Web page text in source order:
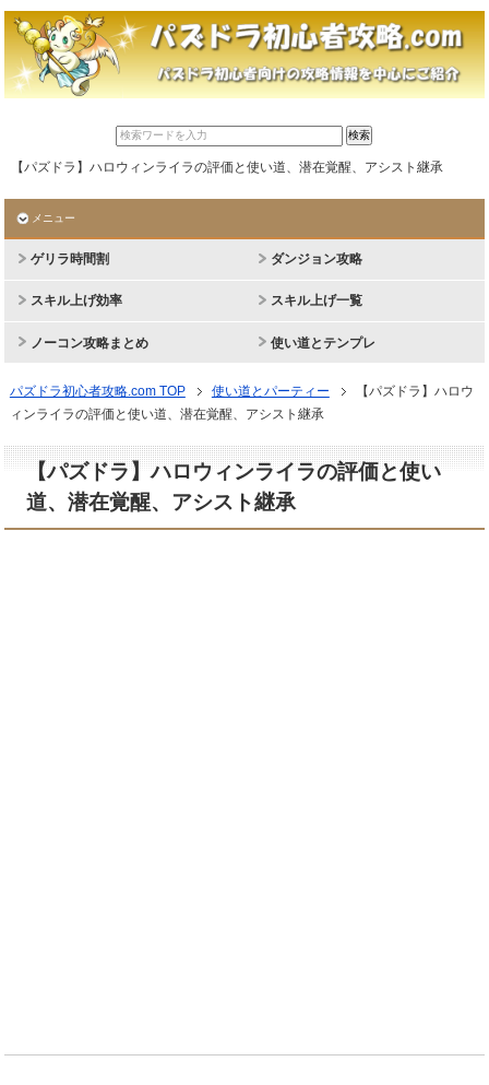
【パズドラ】ハロウィンライラの評価と使い道、潜在覚醒、アシスト継承
メニュー
ゲリラ時間割 ダンジョン攻略
スキル上げ効率 スキル上げ一覧
ノーコン攻略まとめ 使い道とテンプレ
パズドラ初心者攻略.com TOP 使い道とパーティー
【パズドラ】ハロウ
ィンライラの評価と使い道、潜在覚醒、アシスト継承
【パズドラ】ハロウィンライラの評価と使い
道、潜在覚醒、アシスト継承